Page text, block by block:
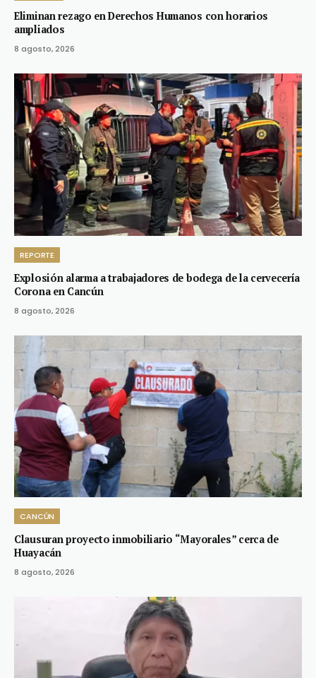
Eliminan rezago en Derechos Humanos con horarios
ampliados
8 agosto, 2026
REPORTE
Explosión alarma a trabajadores de bodega de la cervecería
Corona en Cancún
8 agosto, 2026
CANCÚN
Clausuran proyecto inmobiliario “Mayorales” cerca de
Huayacán
8 agosto, 2026